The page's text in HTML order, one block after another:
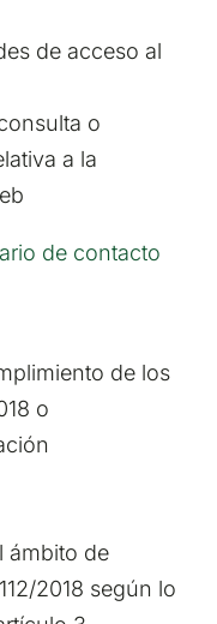
de acceso al
o
a la
de contacto
de los
o
ámbito de
2018 según lo